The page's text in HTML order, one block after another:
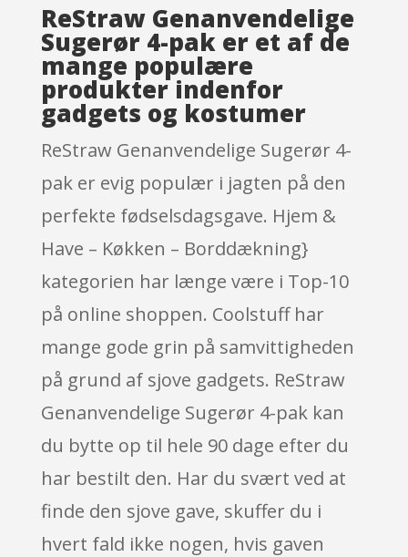
ReStraw Genanvendelige
Sugerør 4-pak er et af de
mange populære
produkter indenfor
gadgets og kostumer
ReStraw Genanvendelige Sugerør 4-
pak er evig populær i jagten på den
perfekte fødselsdagsgave. Hjem &
Have – Køkken – Borddækning}
kategorien har længe være i Top-10
på online shoppen. Coolstuff har
mange gode grin på samvittigheden
på grund af sjove gadgets. ReStraw
Genanvendelige Sugerør 4-pak kan
du bytte op til hele 90 dage efter du
har bestilt den. Har du svært ved at
finde den sjove gave, skuffer du i
hvert fald ikke nogen, hvis gaven